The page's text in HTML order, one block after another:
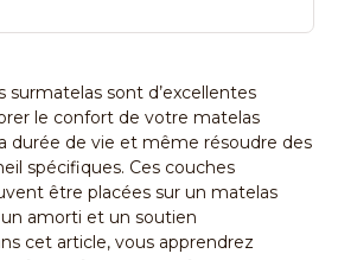
surmatelas sont d’excellentes
le confort de votre matelas
durée de vie et même résoudre des
spécifiques. Ces couches
être placées sur un matelas
amorti et un soutien
cet article, vous apprendrez